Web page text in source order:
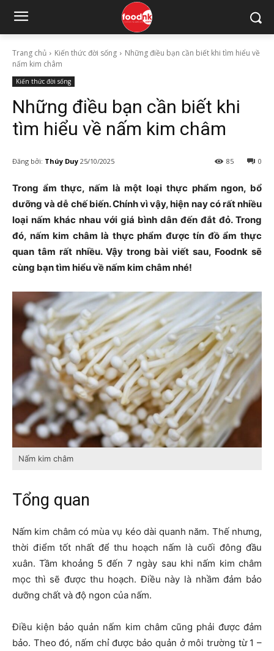
Trang chủ Kiến thức đời sống
Những điều bạn cần biết khi tìm hiểu về
nấm kim châm
Kiến thức đời sống
Những điều bạn cần biết khi
tìm hiểu về nấm kim châm
Đăng bởi: Thúy Duy 25/10/2025 0
85
Trong ẩm thực, nấm là một loại thực phẩm ngon, bổ
dưỡng và dễ chế biến. Chính vì vậy, hiện nay có rất nhiều
loại nấm khác nhau với giá bình dân đến đắt đỏ. Trong
đó, nấm kim châm là thực phẩm được tín đồ ẩm thực
quan tâm rất nhiều. Vậy trong bài viết sau, Foodnk sẽ
cùng bạn tìm hiểu về nấm kim châm nhé!
Nấm kim châm
Tổng quan
Nấm kim châm có mùa vụ kéo dài quanh năm. Thế nhưng,
thời điểm tốt nhất để thu hoạch nấm là cuối đông đầu
xuân. Tầm khoảng 5 đến 7 ngày sau khi nấm kim châm
mọc thì sẽ được thu hoạch. Điều này là nhầm đảm bảo
dưỡng chất và độ ngon của nấm.
Điều kiện bảo quản nấm kim châm cũng phải được đảm
bảo. Theo đó, nấm chỉ được bảo quản ở môi trường từ 1 –